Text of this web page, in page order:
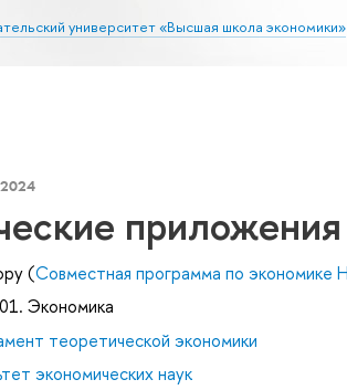
университет «Высшая школа экономики»
(Совместная программа по
Экономика
теоретической экономики
экономических наук